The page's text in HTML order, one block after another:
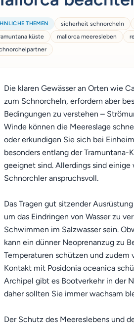
THEMEN sicherheit schnorcheln
küste
mallorca meeresleben
Die klaren Gewässer an Orten wie
zum Schnorcheln, erfordern aber
Bedingungen zu verstehen –
Winde können die Meereslage
oder erkundigen Sie sich bei
besonders entlang der
geeignet sind. Allerdings sind
Schnorchler anspruchsvoll.
Das Tragen gut sitzender
um das Eindringen von Wasser zu
Schwimmen im Salzwasser sein.
kann ein dünner Neoprenanzug zu
Temperaturen schützen und zudem
Kontakt mit Posidonia oceanica
Archipel gibt es Bootverkehr in der
daher sollten Sie immer wachsam
Der Schutz des Meereslebens und